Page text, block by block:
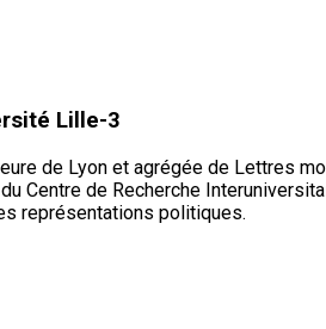
Lille-3
de Lyon et agrégée de Lettres
Centre de Recherche
représentations politiques.